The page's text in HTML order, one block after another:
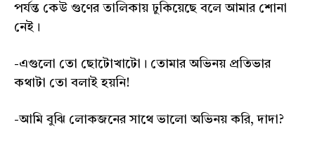
পর্যন্ত কেউ গুণের তালিকায় ঢুকিয়েছে বলে আমার শোনা
নেই।
-এগুলো তো ছোটোখাটো। তোমার অভিনয় প্রতিভার
কথাটা তো বলাই হয়নি!
-আমি বুঝি লোকজনের সাথে ভালো অভিনয় করি, দাদা?